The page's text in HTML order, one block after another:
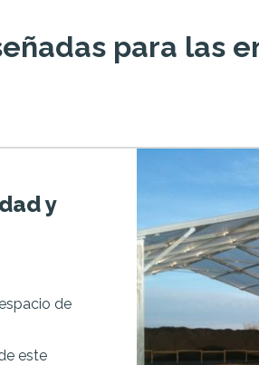
para las
y
de
este